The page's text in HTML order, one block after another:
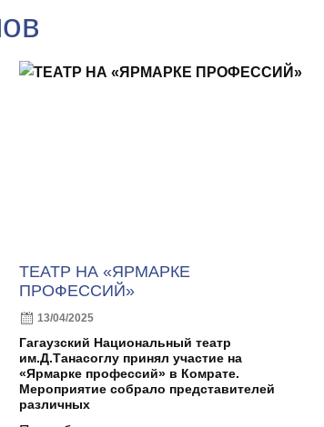
ТЕАТР НА «ЯРМАРКЕ
ПРОФЕССИЙ»
13/04/2025
Гагаузский Национальный театр
им.Д.Танасоглу принял участие на
«Ярмарке профессий» в Комрате.
Мероприятие собрало представителей
различных